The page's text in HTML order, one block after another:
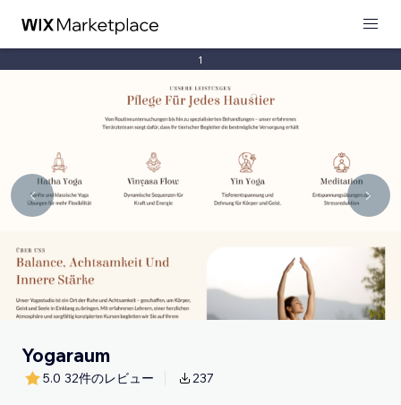
1
Yogaraum
5.0 32件のレビュー 237